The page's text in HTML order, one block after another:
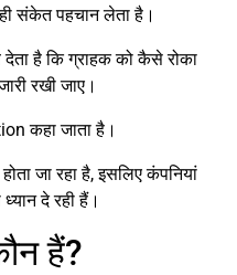
संकेत पहचान लेता है।
है कि ग्राहक को कैसे रोका
रखी जाए।
कहा जाता है।
जा रहा है, इसलिए कंपनियां
दे रही हैं।
हैं?